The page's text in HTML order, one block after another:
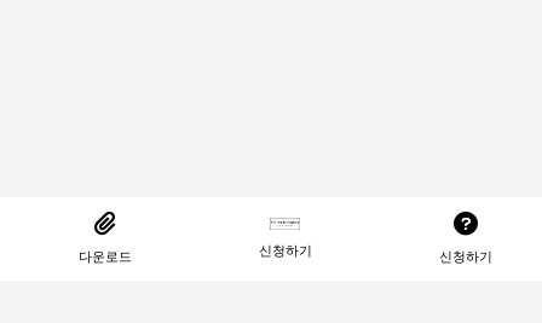
다운로드 신청하기 신청하기